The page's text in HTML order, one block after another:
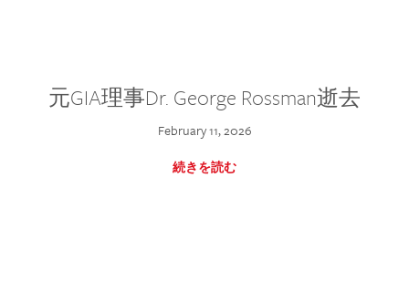
元GIA理事Dr. George Rossman逝去
February 11, 2026
続きを読む